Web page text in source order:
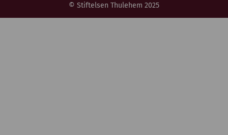
© Stiftelsen Thulehem 2025